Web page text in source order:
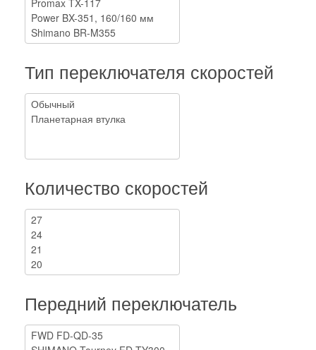
Тип переключателя скоростей
Количество скоростей
Передний переключатель